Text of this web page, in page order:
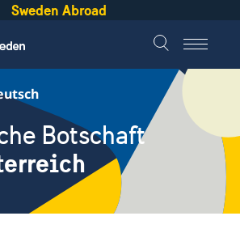
Sweden Abroad
Botschaft